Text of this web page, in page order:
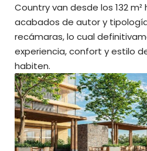
Country van desde los 132 m²
acabados de autor y
recámaras, lo cual
experiencia, confort y estilo
habiten.